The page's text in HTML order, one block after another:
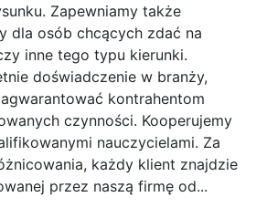
Zapewniamy także
dla osób chcących zdać na
inne tego typu kierunki.
doświadczenie w branży,
kontrahentom
czynności. Kooperujemy
nauczycielami. Za
każdy klient znajdzie
przez naszą firmę od...